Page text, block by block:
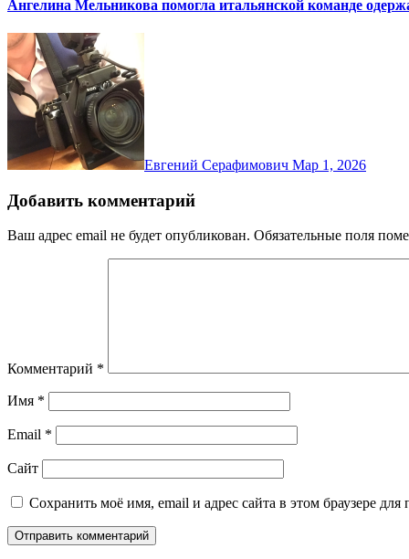
Ангелина Мельникова помогла итальянской команде
Евгений Серафимович Мар 1, 2026
Добавить комментарий
Ваш адрес email не будет опубликован. Обязательные поля
Комментарий *
Имя *
Email *
Сайт
Сохранить моё имя, email и адрес сайта в этом браузере